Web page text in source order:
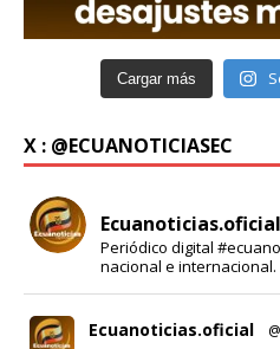
Cargar más
X : @ECUANOTICIASEC
Ecuanoticias.oficial
Periódico digital
nacional e internacional.
Ecuanoticias.oficial